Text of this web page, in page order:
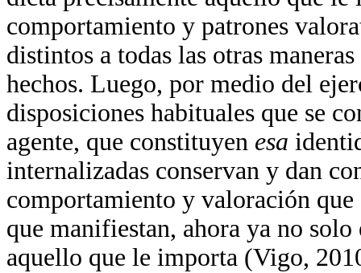
comportamiento y patrones
distintos a todas las otras
hechos. Luego, por medio del
disposiciones habituales que se
agente, que constituyen esa
internalizadas conservan y dan
comportamiento y valoración
que manifiestan, ahora ya no
aquello que le importa (Vigo,